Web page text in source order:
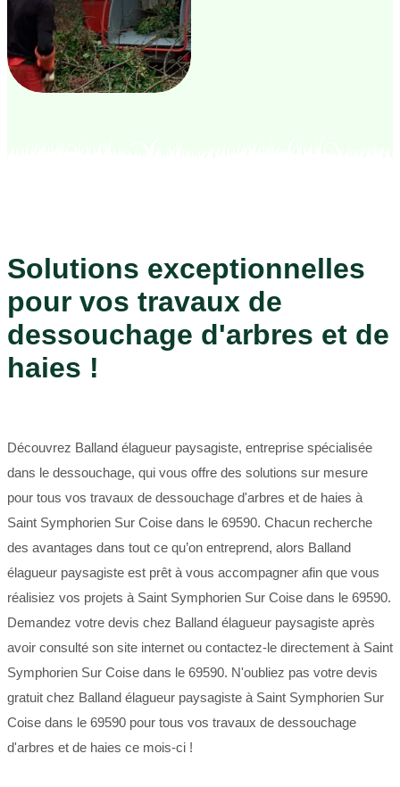
Solutions exceptionnelles
pour vos travaux de
dessouchage d'arbres et de
haies !
Découvrez Balland élagueur paysagiste, entreprise spécialisée
dans le dessouchage, qui vous offre des solutions sur mesure
pour tous vos travaux de dessouchage d'arbres et de haies à
Saint Symphorien Sur Coise dans le 69590. Chacun recherche
des avantages dans tout ce qu’on entreprend, alors Balland
élagueur paysagiste est prêt à vous accompagner afin que vous
réalisiez vos projets à Saint Symphorien Sur Coise dans le 69590.
Demandez votre devis chez Balland élagueur paysagiste après
avoir consulté son site internet ou contactez-le directement à Saint
Symphorien Sur Coise dans le 69590. N'oubliez pas votre devis
gratuit chez Balland élagueur paysagiste à Saint Symphorien Sur
Coise dans le 69590 pour tous vos travaux de dessouchage
d'arbres et de haies ce mois-ci !